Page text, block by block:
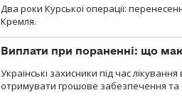
Два роки Курської операції:
Кремля.
Виплати при пораненні: що
Українські захисники під час
отримувати грошове забезпечення та